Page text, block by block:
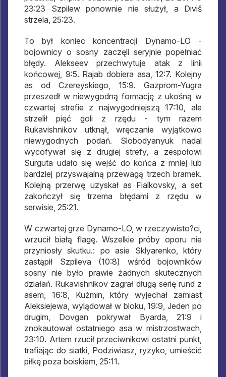
23:23 Szpilew ponownie nie służył, a Diviš
strzela, 25:23.
To był koniec koncentracji Dynamo-LO -
bojownicy o sosny zaczęli seryjnie popełniać
błędy. Alekseev przechwytuje atak z linii
końcowej, 9:5. Rajab dobiera asa, 12:7. Kolejny
as od Czereyskiego, 15:9. Gazprom-Yugra
przeszedł w niewygodną formację z ukośną w
czwartej strefie z najwygodniejszą 17:10, ale
strzelił pięć goli z rzędu - tym razem
Rukavishnikov utknął, wręczanie wyjątkowo
niewygodnych podań. Slobodyanyuk nadal
wycofywał się z drugiej strefy, a zespołowi
Surguta udało się wejść do końca z mniej lub
bardziej przyswajalną przewagą trzech bramek.
Kolejną przerwę uzyskał as Fialkovsky, a set
zakończył się trzema błędami z rzędu w
serwisie, 25:21.
W czwartej grze Dynamo-LO, w rzeczywisto?ci,
wrzucił białą flagę. Wszelkie próby oporu nie
przyniosły skutku.: po asie Sklyarenko, który
zastąpił Szpileva (10:8) wśród bojowników
sosny nie było prawie żadnych skutecznych
działań. Rukavishnikov zagrał długą serię rund z
asem, 16:8, Kuźmin, który wyjechał zamiast
Aleksiejewa, wylądował w bloku, 19:9, Jeden po
drugim, Dovgan pokrywał Byarda, 21:9 i
znokautował ostatniego asa w mistrzostwach,
23:10. Artem rzucił przeciwnikowi ostatni punkt,
trafiając do siatki, Podziwiasz, ryzyko, umieścić
piłkę poza boiskiem, 25:11.